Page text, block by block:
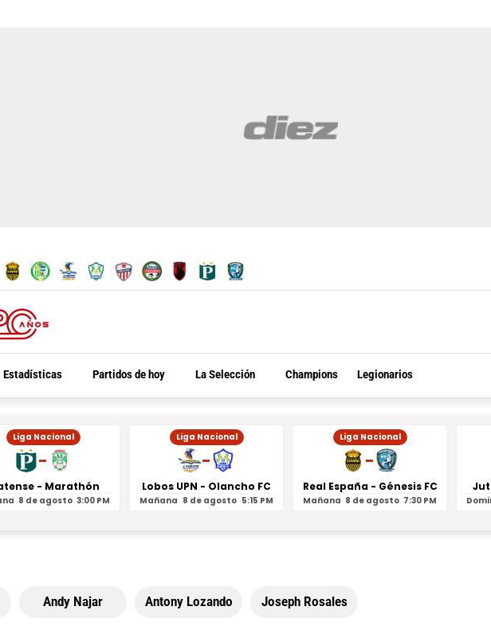
Estadísticas Partidos de hoy La Selección Champions Legionarios
Liga Nacional
-
- Marathón
8 de agosto 3:00 PM
Liga Nacional
-
Lobos UPN - Olancho FC
Mañana 8 de agosto 5:15 PM
Liga Nacional
-
Real España - Génesis FC
Mañana 8 de agosto 7:30 PM
Andy Najar Antony Lozando Joseph Rosales